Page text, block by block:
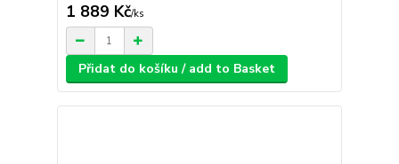
1 889 Kč/ks
Přidat do košíku / add to Basket